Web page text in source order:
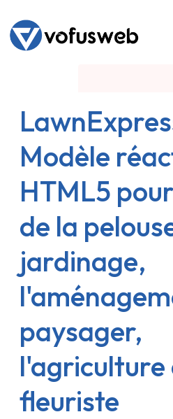
Modèle
HTML5
de la
jardinage,
paysager,
l'agriculture
fleuriste